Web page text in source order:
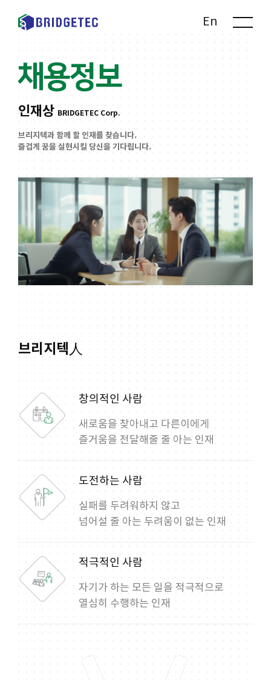
En
채용정보
인재상 BRIDGETEC Corp.
브리지텍과 함께 할 인재를 찾습니다.
즐겁게 꿈을 실현시킬 당신을 기다립니다.
브리지텍人
창의적인 사람
새로움을 찾아내고 다른이에게
즐거움을 전달해줄 줄 아는 인재
도전하는 사람
실패를 두려워하지 않고
넘어설 줄 아는 두려움이 없는 인재
적극적인 사람
자기가 하는 모든 일을 적극적으로
열심히 수행하는 인재